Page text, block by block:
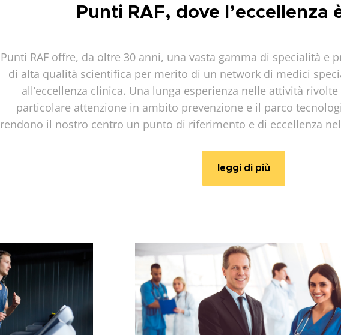
Punti RAF, dove l’eccellenza
Punti RAF offre, da oltre 30 anni, una vasta gamma di specialità e
di alta qualità scientifica per merito di un network di medici
all’eccellenza clinica. Una lunga esperienza nelle attività
particolare attenzione in ambito prevenzione e il parco
rendono il nostro centro un punto di riferimento e di eccellenza
leggi di più